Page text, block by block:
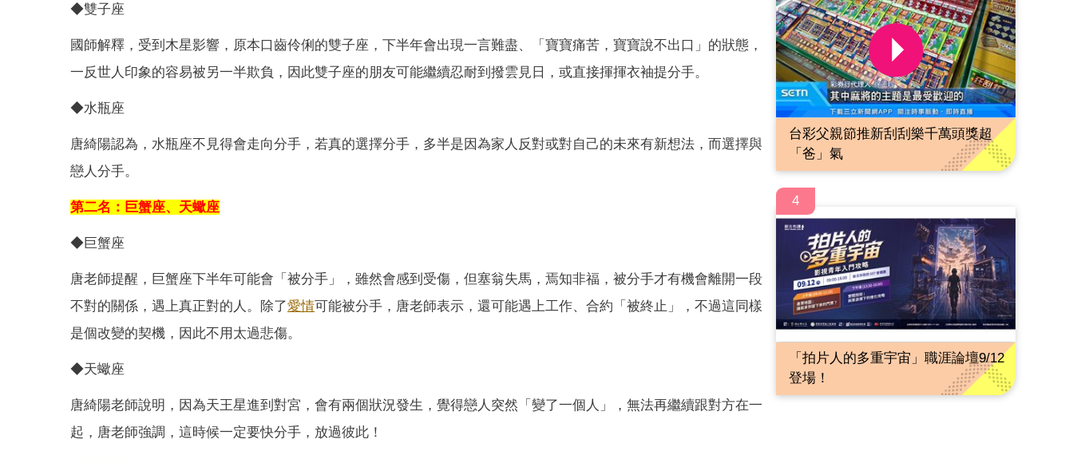
◆雙子座
國師解釋，受到木星影響，原本口齒伶俐的雙子座，下半年會出現一言難盡、「寶寶痛苦，寶寶說不出口」的狀態，
一反世人印象的容易被另一半欺負，因此雙子座的朋友可能繼續忍耐到撥雲見日，或直接揮揮衣袖提分手。
◆水瓶座
唐綺陽認為，水瓶座不見得會走向分手，若真的選擇分手，多半是因為家人反對或對自己的未來有新想法，而選擇與
戀人分手。
第二名：巨蟹座、天蠍座
◆巨蟹座
唐老師提醒，巨蟹座下半年可能會「被分手」，雖然會感到受傷，但塞翁失馬，焉知非福，被分手才有機會離開一段
不對的關係，遇上真正對的人。除了愛情可能被分手，唐老師表示，還可能遇上工作、合約「被終止」，不過這同樣
是個改變的契機，因此不用太過悲傷。
◆天蠍座
唐綺陽老師說明，因為天王星進到對宮，會有兩個狀況發生，覺得戀人突然「變了一個人」，無法再繼續跟對方在一
起，唐老師強調，這時候一定要快分手，放過彼此！
台彩父親節推新刮刮樂千萬頭獎超
「爸」氣
4
「拍片人的多重宇宙」職涯論壇9/12
登場！